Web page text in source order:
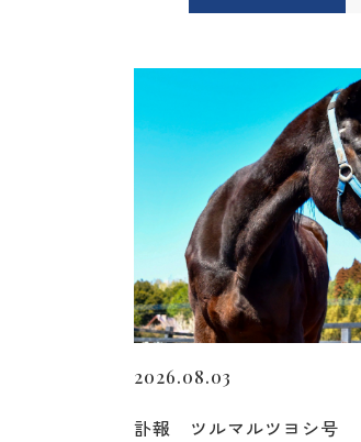
2026.08.03
訃報 ツルマルツヨシ号